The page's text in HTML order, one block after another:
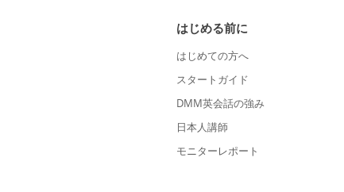
はじめる前に
はじめての方へ
スタートガイド
DMM英会話の強み
日本人講師
モニターレポート